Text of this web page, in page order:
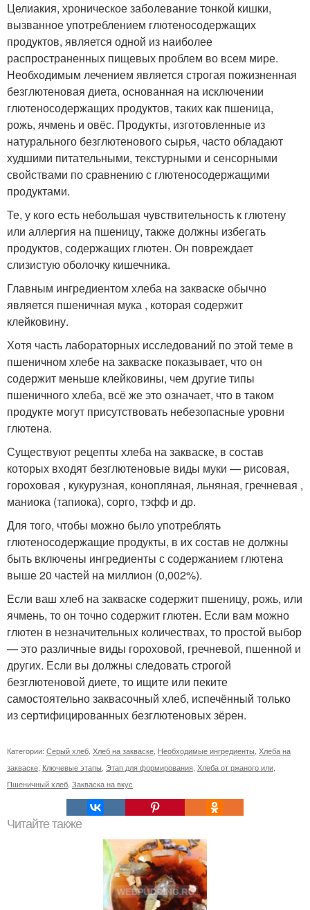
Целиакия, хроническое заболевание тонкой кишки,
вызванное употреблением глютеносодержащих
продуктов, является одной из наиболее
распространенных пищевых проблем во всем мире.
Необходимым лечением является строгая пожизненная
безглютеновая диета, основанная на исключении
глютеносодержащих продуктов, таких как пшеница,
рожь, ячмень и овёс. Продукты, изготовленные из
натурального безглютенового сырья, часто обладают
худшими питательными, текстурными и сенсорными
свойствами по сравнению с глютеносодержащими
продуктами.
Те, у кого есть небольшая чувствительность к глютену
или аллергия на пшеницу, также должны избегать
продуктов, содержащих глютен. Он повреждает
слизистую оболочку кишечника.
Главным ингредиентом хлеба на закваске обычно
является пшеничная мука , которая содержит
клейковину.
Хотя часть лабораторных исследований по этой теме в
пшеничном хлебе на закваске показывает, что он
содержит меньше клейковины, чем другие типы
пшеничного хлеба, всё же это означает, что в таком
продукте могут присутствовать небезопасные уровни
глютена.
Существуют рецепты хлеба на закваске, в состав
которых входят безглютеновые виды муки — рисовая,
гороховая , кукурузная, конопляная, льняная, гречневая ,
маниока (тапиока), сорго, тэфф и др.
Для того, чтобы можно было употреблять
глютеносодержащие продукты, в их состав не должны
быть включены ингредиенты с содержанием глютена
выше 20 частей на миллион (0,002%).
Если ваш хлеб на закваске содержит пшеницу, рожь, или
ячмень, то он точно содержит глютен. Если вам можно
глютен в незначительных количествах, то простой выбор
— это различные виды гороховой, гречневой, пшенной и
других. Если вы должны следовать строгой
безглютеновой диете, то ищите или пеките
самостоятельно заквасочный хлеб, испечённый только
из сертифицированных безглютеновых зёрен.
Категории: Серый хлеб Хлеб на закваске Необходимые ингредиенты Хлеба на
закваске Ключевые этапы Этап для формирования Хлеба от ржаного или
Пшеничный хлеб Закваска на вкус
Читайте также